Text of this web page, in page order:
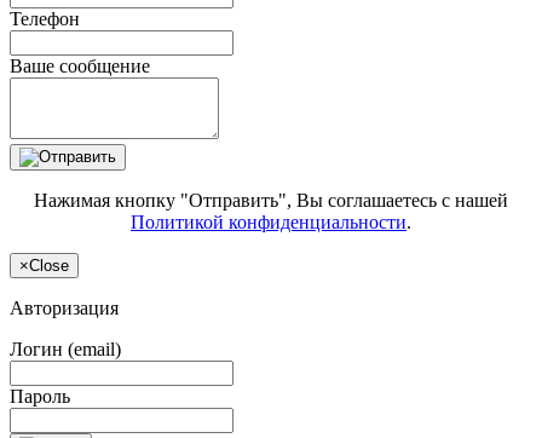
Телефон
Ваше сообщение
Нажимая кнопку "Отправить", Вы соглашаетесь с нашей
Политикой конфиденциальности.
×Close
Авторизация
Логин (email)
Пароль